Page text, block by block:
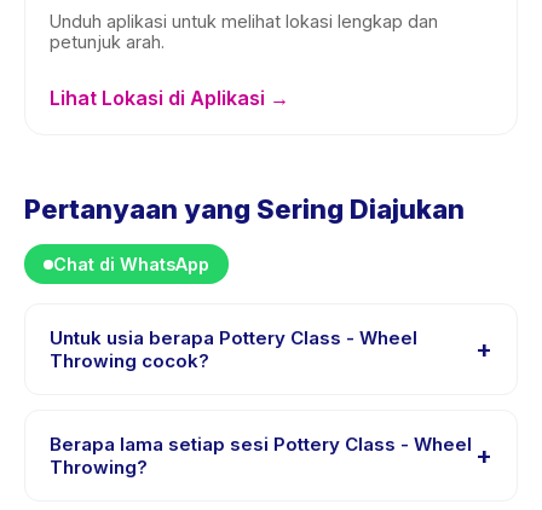
Unduh aplikasi untuk melihat lokasi lengkap dan
petunjuk arah.
Lihat Lokasi di Aplikasi →
Pertanyaan yang Sering Diajukan
Chat di WhatsApp
Untuk usia berapa Pottery Class - Wheel
Throwing cocok?
+
usia 8 sampai 18 tahun. Instruktur menyesuaikan
program untuk berbagai tingkat kemampuan dalam
Berapa lama setiap sesi Pottery Class - Wheel
Throwing?
+